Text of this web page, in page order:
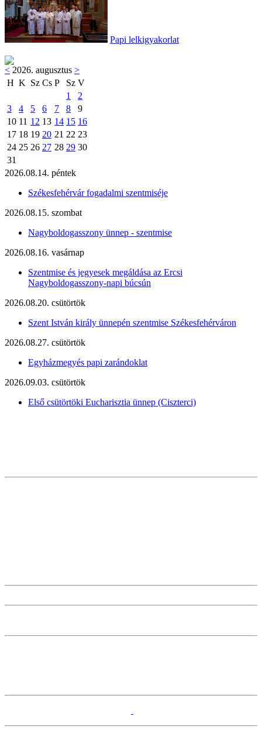
Papi lelkigyakorlat
< 2026. augusztus >
H K Sz Cs P Sz V
1
2
3
4 5 6 7 8
9
10 11 12 13 14 15 16
17 18 19 20 21 22 23
24 25 26 27 28 29 30
31
2026.08.14. péntek
Székesfehérvár fogadalmi szentmiséje
2026.08.15. szombat
Nagyboldogasszony ünnep - szentmise
2026.08.16. vasárnap
Szentmise és jegyesek megáldása az Ercsi
Nagyboldogasszony-napi búcsún
2026.08.20. csütörtök
Szent István király ünnepén szentmise Székesfehérváron
2026.08.27. csütörtök
Egyházmegyés papi zarándoklat
2026.09.03. csütörtök
Első csütörtöki Eucharisztia ünnep (Ciszterci)